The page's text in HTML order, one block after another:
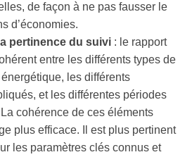
de façon à ne pas fausser le
d’économies.
pertinence du suivi : le rapport
entre les différents types de
les différents
et les différentes périodes
cohérence de ces éléments
plus efficace. Il est plus pertinent
les paramètres clés connus et